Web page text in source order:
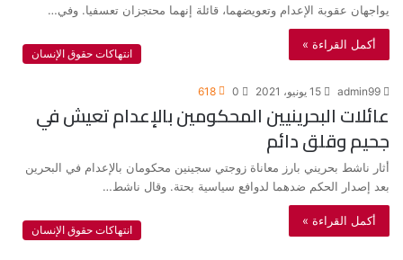
يواجهان عقوبة الإعدام وتعويضهما، قائلة إنهما محتجزان تعسفيا. وفي…
أكمل القراءة »
انتهاكات حقوق الإنسان
admin99 15 يونيو، 2021 0
618
عائلات البحرينيين المحكومين بالإعدام تعيش في
جحيم وقلق دائم
أثار ناشط بحريني بارز معاناة زوجتي سجينين محكومان بالإعدام في البحرين
بعد إصدار الحكم ضدهما لدوافع سياسية بحتة. وقال ناشط…
أكمل القراءة »
انتهاكات حقوق الإنسان